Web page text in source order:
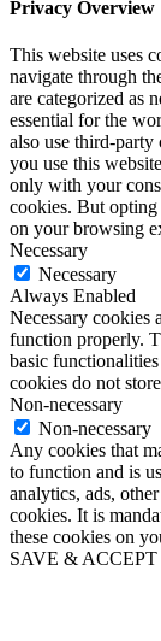
Privacy Overview
This website uses
navigate through
are categorized as
essential for the
also use third-party
you use this
only with your
cookies. But opting
on your browsing
Necessary
Necessary
Always Enabled
Necessary cookies
function properly.
basic
cookies do not
Non-necessary
Non-necessary
Any cookies that
to function and is
analytics, ads,
cookies. It is
these cookies on
SAVE & ACCEPT